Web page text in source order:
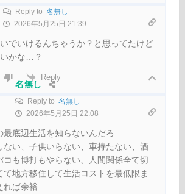
Reply to 名無し
2026年5月25日 21:39
でいけるんちゃうか？と思ってたけど
かな…？
Reply
名無し
Reply to 名無し
2026年5月25日 22:08
最底辺生活を知らないんだろ
ない、子供いらない、車持たない、酒
コも博打もやらない、人間関係全て切
て地方移住して生活コストを最低限ま
れば余裕